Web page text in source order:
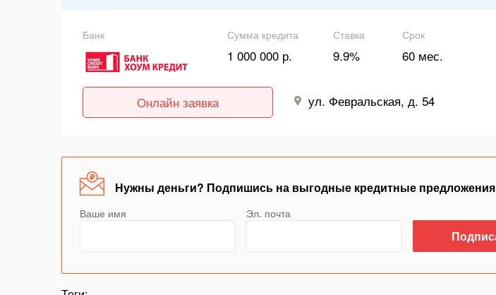
Банк Сумма кредита
1 000 000 р.
Ставка
9.9%
Срок
60 мес.
Онлайн заявка ул. Февральская, д. 54
Нужны деньги? Подпишись на выгодные кредитные предложения
Ваше имя Эл. почта